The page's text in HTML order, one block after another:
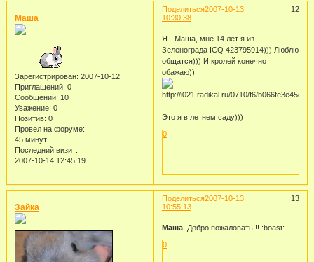
Поделиться 12
2007-10-13
10:30:38
Маша
Зарегистрирован: 2007-10-12
Приглашений: 0
Сообщений: 10
Уважение: 0
Позитив: 0
Провел на форуме:
45 минут
Последний визит:
2007-10-14 12:45:19
Я - Маша, мне 14 лет я из
Зеленограда ICQ 423795914))) Люблю
общатся))) И кролей конечно
обажаю))
Это я в летнем саду)))
0
Поделиться 13
2007-10-13
10:55:13
Зайка
Маша, Добро пожаловать!!! :boast:
0